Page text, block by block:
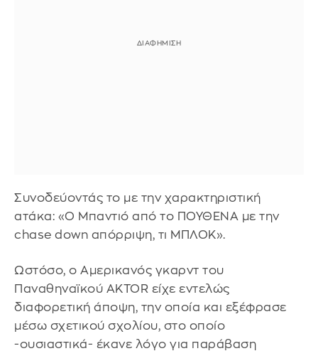
Συνοδεύοντάς το με την χαρακτηριστική
ατάκα: «Ο Μπαντιό από το ΠΟΥΘΕΝΑ με την
chase down απόρριψη, τι ΜΠΛΟΚ».
Ωστόσο, ο Αμερικανός γκαρντ του
Παναθηναϊκού AKTOR είχε εντελώς
διαφορετική άποψη, την οποία και εξέφρασε
μέσω σχετικού σχολίου, στο οποίο
-ουσιαστικά- έκανε λόγο για παράβαση